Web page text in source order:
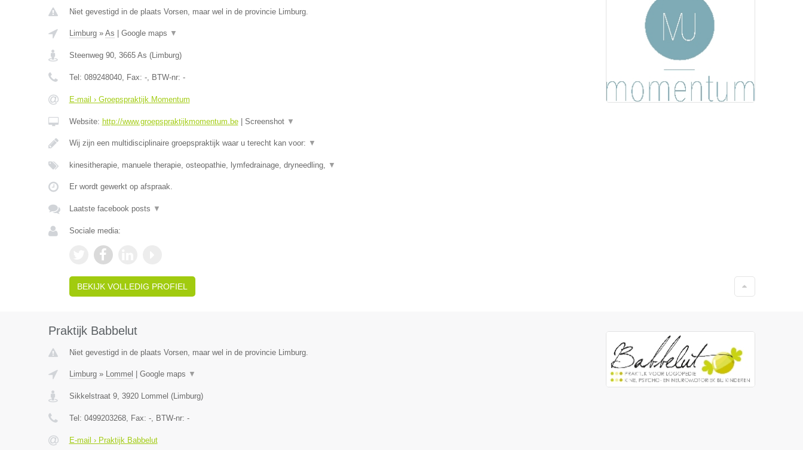
Niet gevestigd in de plaats Vorsen, maar wel in de provincie Limburg.
Limburg» As Google maps ▼
Steenweg 90, 3665 As (Limburg)
Tel: 089248040, Fax: -, BTW-nr: -
E-mail › Groepspraktijk Momentum
Website: http://www.groepspraktijkmomentum.be| Screenshot ▼
Wij zijn een multidisciplinaire groepspraktijk waar u terecht kan voor: ▼
kinesitherapie, manuele therapie, osteopathie, lymfedrainage, dryneedling, ▼
Er wordt gewerkt op afspraak.
Laatste facebook posts ▼
Sociale media:
BEKIJK VOLLEDIG PROFIEL
Praktijk Babbelut
Niet gevestigd in de plaats Vorsen, maar wel in de provincie Limburg.
Limburg» Lommel Google maps ▼
Sikkelstraat 9, 3920 Lommel (Limburg)
Tel: 0499203268, Fax: -, BTW-nr: -
E-mail › Praktijk Babbelut